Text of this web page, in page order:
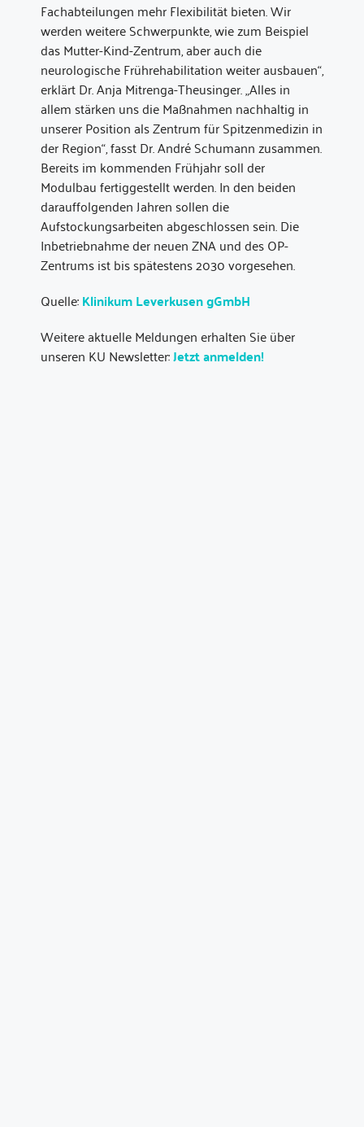
Fachabteilungen mehr Flexibilität bieten. Wir
werden weitere Schwerpunkte, wie zum Beispiel
das Mutter-Kind-Zentrum, aber auch die
neurologische Frührehabilitation weiter ausbauen“,
erklärt Dr. Anja Mitrenga-Theusinger. „Alles in
allem stärken uns die Maßnahmen nachhaltig in
unserer Position als Zentrum für Spitzenmedizin in
der Region“, fasst Dr. André Schumann zusammen.
Bereits im kommenden Frühjahr soll der
Modulbau fertiggestellt werden. In den beiden
darauffolgenden Jahren sollen die
Aufstockungsarbeiten abgeschlossen sein. Die
Inbetriebnahme der neuen ZNA und des OP-
Zentrums ist bis spätestens 2030 vorgesehen.
Quelle:Klinikum Leverkusen gGmbH
Weitere aktuelle Meldungen erhalten Sie über
unseren KU Newsletter:Jetzt anmelden!